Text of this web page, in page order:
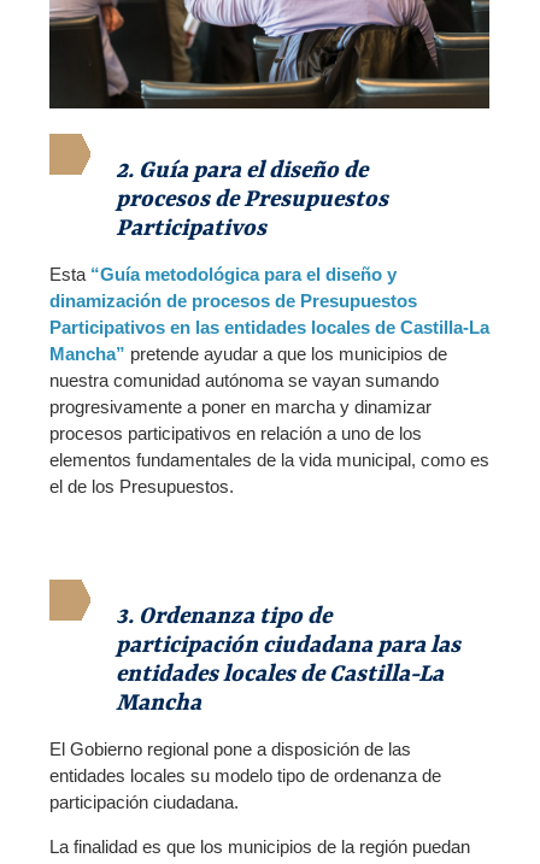
2. Guía para el diseño de
procesos de Presupuestos
Participativos
Esta “Guía metodológica para el diseño y
dinamización de procesos de Presupuestos
Participativos en las entidades locales de Castilla-La
Mancha” pretende ayudar a que los municipios de
nuestra comunidad autónoma se vayan sumando
progresivamente a poner en marcha y dinamizar
procesos participativos en relación a uno de los
elementos fundamentales de la vida municipal, como es
el de los Presupuestos.
3. Ordenanza tipo de
participación ciudadana para las
entidades locales de Castilla-La
Mancha
El Gobierno regional pone a disposición de las
entidades locales su modelo tipo de ordenanza de
participación ciudadana.
La finalidad es que los municipios de la región puedan